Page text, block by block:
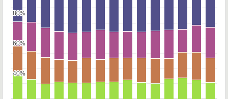
40%
40%
60%
60%
80%
80%